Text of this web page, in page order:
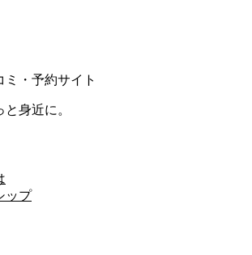
ミ・予約サイト
身近に。
ップ